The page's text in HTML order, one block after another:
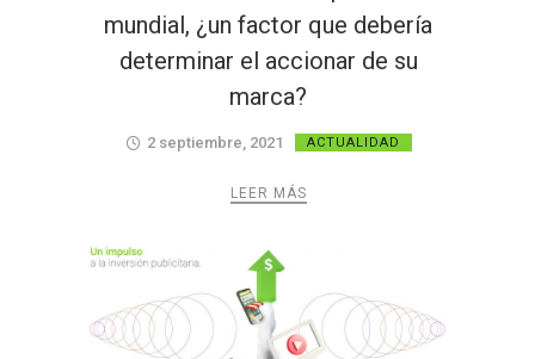
mundial, ¿un factor que debería
determinar el accionar de su
marca?
2 septiembre, 2021 ACTUALIDAD
LEER MÁS